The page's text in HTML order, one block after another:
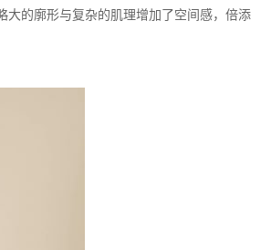
大的廓形与复杂的肌理增加了空间感，倍添